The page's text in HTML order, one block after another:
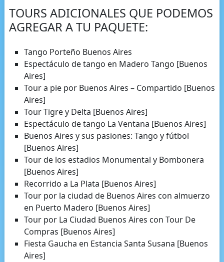
TOURS ADICIONALES QUE PODEMOS
AGREGAR A TU PAQUETE:
Tango Porteño Buenos Aires
Espectáculo de tango en Madero Tango [Buenos
Aires]
Tour a pie por Buenos Aires – Compartido [Buenos
Aires]
Tour Tigre y Delta [Buenos Aires]
Espectáculo de tango La Ventana [Buenos Aires]
Buenos Aires y sus pasiones: Tango y fútbol
[Buenos Aires]
Tour de los estadios Monumental y Bombonera
[Buenos Aires]
Recorrido a La Plata [Buenos Aires]
Tour por la ciudad de Buenos Aires con almuerzo
en Puerto Madero [Buenos Aires]
Tour por La Ciudad Buenos Aires con Tour De
Compras [Buenos Aires]
Fiesta Gaucha en Estancia Santa Susana [Buenos
Aires]